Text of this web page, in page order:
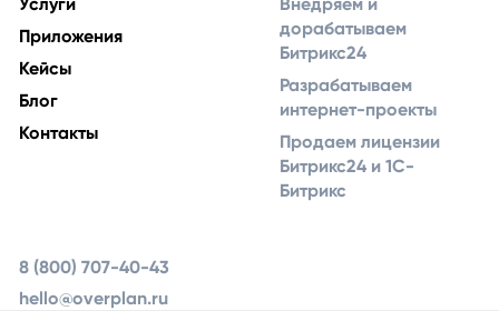
Приложения
Кейсы
Блог
Контакты
дорабатываем
Битрикс24
Разрабатываем
интернет-проекты
Продаем лицензии
Битрикс24 и 1С-
Битрикс
8 (800) 707-40-43
hello@overplan.ru